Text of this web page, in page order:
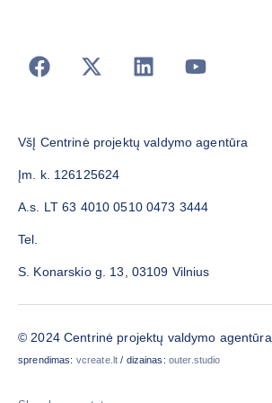
VšĮ Centrinė projektų valdymo agentūra
Įm. k. 126125624
A.s. LT 63 4010 0510 0473 3444
Tel.
S. Konarskio g. 13, 03109 Vilnius
© 2024 Centrinė projektų valdymo agentūra
sprendimas: vcreate.lt / dizainas: outer.studio